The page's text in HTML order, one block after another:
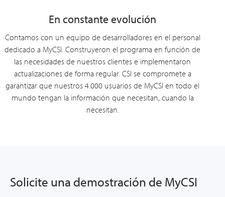
En constante evolución
Contamos con un equipo de desarrolladores en el personal
dedicado a MyCSI. Construyeron el programa en función de
las necesidades de nuestros clientes e implementaron
actualizaciones de forma regular. CSI se compromete a
garantizar que nuestros 4.000 usuarios de MyCSI en todo el
mundo tengan la información que necesitan, cuando la
necesitan.
Solicite una demostración de MyCSI